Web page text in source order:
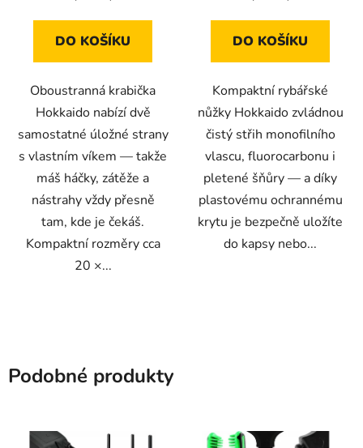
DO KOŠÍKU
Oboustranná krabička
Hokkaido nabízí dvě
samostatné úložné strany
s vlastním víkem — takže
máš háčky, zátěže a
nástrahy vždy přesně
tam, kde je čekáš.
Kompaktní rozměry cca
20 ×...
hvězdiček.
DO KOŠÍKU
Kompaktní rybářské
nůžky Hokkaido zvládnou
čistý střih monofilního
vlascu, fluorocarbonu i
pletené šňůry — a díky
plastovému ochrannému
krytu je bezpečně uložíte
do kapsy nebo...
Podobné produkty